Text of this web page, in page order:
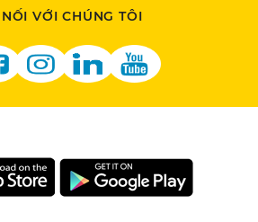
NỐI VỚI CHÚNG TÔI